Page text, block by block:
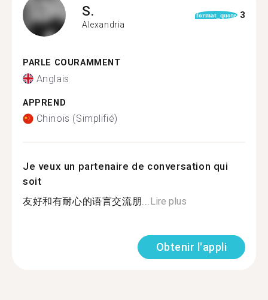
S.
Alexandria
format_quote 3
PARLE COURAMMENT
Anglais
APPREND
Chinois (Simplifié)
Je veux un partenaire de conversation qui
soit
友好和有耐心的语言交流朋...Lire plus
Obtenir l'appli